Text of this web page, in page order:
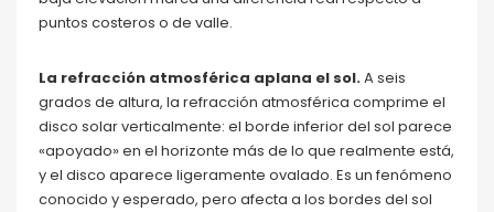
puntos costeros o de valle.
La refracción atmosférica aplana el sol.A seis
grados de altura, la refracción atmosférica comprime el
disco solar verticalmente: el borde inferior del sol parece
«apoyado» en el horizonte más de lo que realmente está,
y el disco aparece ligeramente ovalado. Es un fenómeno
conocido y esperado, pero afecta a los bordes del sol